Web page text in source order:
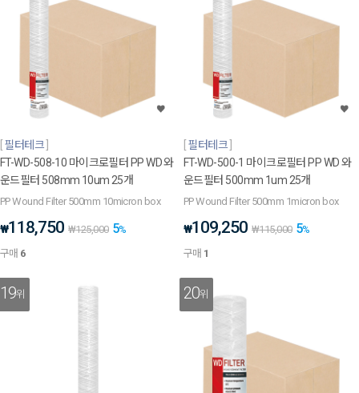
필터테크
FT-WD-508-10 마이크로필터 PP WD 와
운드필터 508mm 10um 25개
PP Wound Filter 500mm 10micron box
₩118,750 ₩125,000 5%
구매 6
필터테크
FT-WD-500-1 마이크로필터 PP WD 와
운드필터 500mm 1um 25개
PP Wound Filter 500mm 1micron box
₩109,250 ₩115,000 5%
구매 1
19위 20위